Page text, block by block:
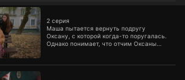
2 серия
Маша пытается вернуть подругу
Оксану, с которой когда-то поругалась.
Однако понимает, что отчим Оксаны